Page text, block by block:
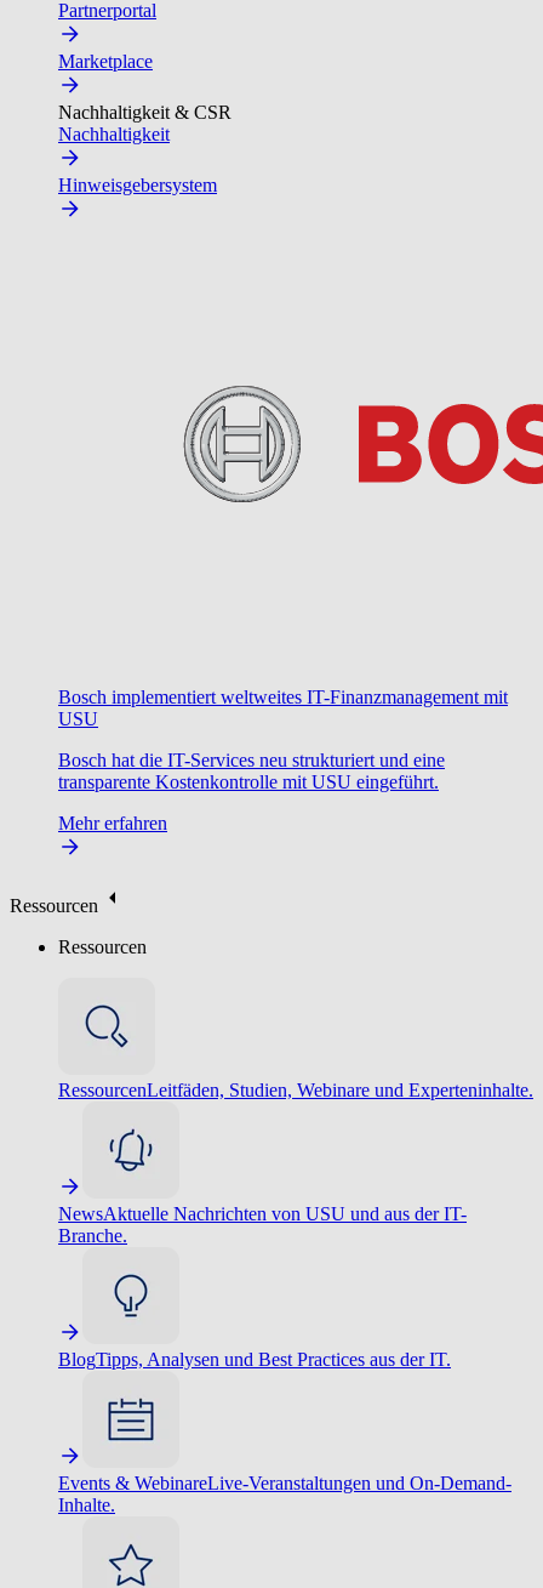
Partnerportal
Marketplace
Nachhaltigkeit & CSR
Nachhaltigkeit
Hinweisgebersystem
Bosch implementiert weltweites IT-Finanzmanagement mit
USU
Bosch hat die IT-Services neu strukturiert und eine
transparente Kostenkontrolle mit USU eingeführt.
Mehr erfahren
Ressourcen
Ressourcen
RessourcenLeitfäden, Studien, Webinare und Experteninhalte.
NewsAktuelle Nachrichten von USU und aus der IT-
Branche.
BlogTipps, Analysen und Best Practices aus der IT.
Events & WebinareLive-Veranstaltungen und On-Demand-
Inhalte.